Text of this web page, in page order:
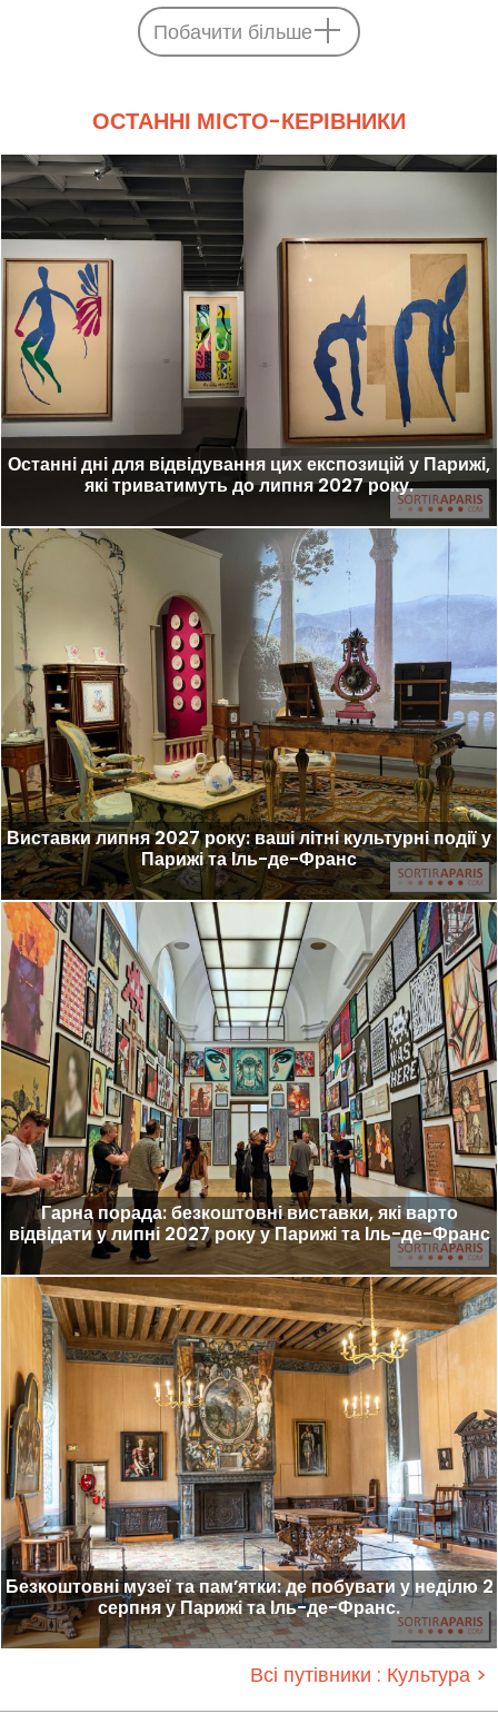
Побачити більше
ОСТАННІ МІСТО-КЕРІВНИКИ
Останні дні для відвідування цих експозицій у Парижі,
які триватимуть до липня 2027 року.
Виставки липня 2027 року: ваші літні культурні події у
Парижі та Іль-де-Франс
Гарна порада: безкоштовні виставки, які варто
відвідати у липні 2027 року у Парижі та Іль-де-Франс
Безкоштовні музеї та пам’ятки: де побувати у неділю 2
серпня у Парижі та Іль-де-Франс.
Всі путівники : Культура >